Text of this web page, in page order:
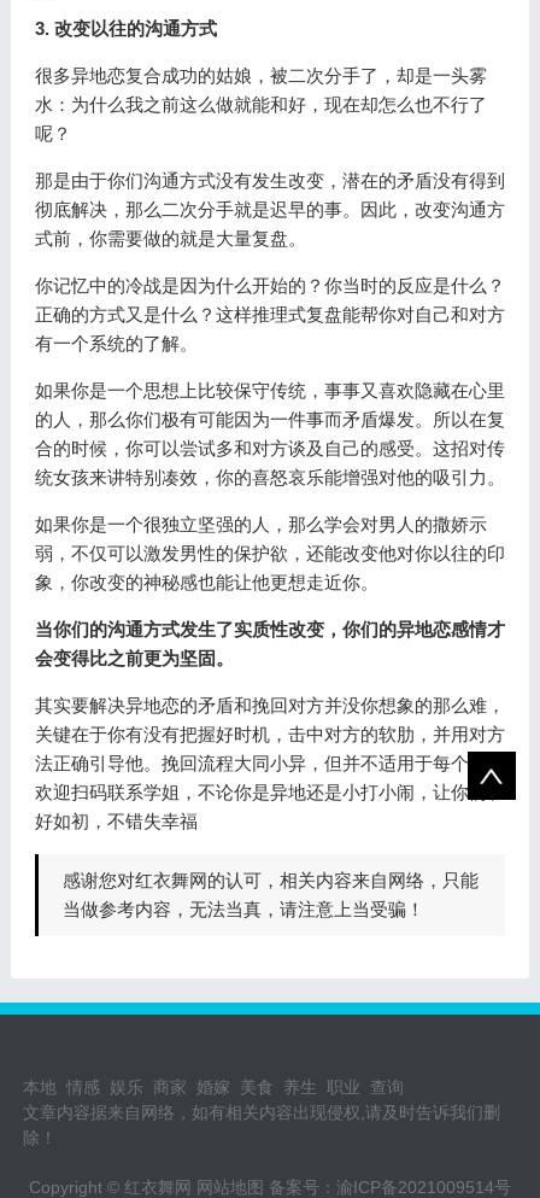
3. 改变以往的沟通方式
很多异地恋复合成功的姑娘，被二次分手了，却是一头雾
水：为什么我之前这么做就能和好，现在却怎么也不行了
呢？
那是由于你们沟通方式没有发生改变，潜在的矛盾没有得到
彻底解决，那么二次分手就是迟早的事。因此，改变沟通方
式前，你需要做的就是大量复盘。
你记忆中的冷战是因为什么开始的？你当时的反应是什么？
正确的方式又是什么？这样推理式复盘能帮你对自己和对方
有一个系统的了解。
如果你是一个思想上比较保守传统，事事又喜欢隐藏在心里
的人，那么你们极有可能因为一件事而矛盾爆发。所以在复
合的时候，你可以尝试多和对方谈及自己的感受。这招对传
统女孩来讲特别凑效，你的喜怒哀乐能增强对他的吸引力。
如果你是一个很独立坚强的人，那么学会对男人的撒娇示
弱，不仅可以激发男性的保护欲，还能改变他对你以往的印
象，你改变的神秘感也能让他更想走近你。
当你们的沟通方式发生了实质性改变，你们的异地恋感情才
会变得比之前更为坚固。
其实要解决异地恋的矛盾和挽回对方并没你想象的那么难，
关键在于你有没有把握好时机，击中对方的软肋，并用对方
法正确引导他。挽回流程大同小异，但并不适用于每个人。
欢迎扫码联系学姐，不论你是异地还是小打小闹，让你们和
好如初，不错失幸福
感谢您对红衣舞网的认可，相关内容来自网络，只能
当做参考内容，无法当真，请注意上当受骗！
本地 情感 娱乐 商家 婚嫁 美食 养生 职业
查询
文章内容据来自网络，如有相关内容出现侵权,请及时告诉我们删
除！
Copyright © 红衣舞网 网站地图 备案号： 渝ICP备2021009514号